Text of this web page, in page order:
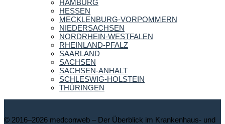
HAMBURG
HESSEN
MECKLENBURG-VORPOMMERN
NIEDERSACHSEN
NORDRHEIN-WESTFALEN
RHEINLAND-PFALZ
SAARLAND
SACHSEN
SACHSEN-ANHALT
SCHLESWIG-HOLSTEIN
THÜRINGEN
© 2016–2026 medconweb – Der Überblick im Krankenhaus- und